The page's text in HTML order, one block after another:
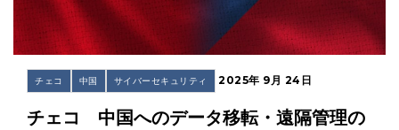
チェコ 中国 サイバーセキュリティ 2025年 9月 24日
チェコ 中国へのデータ移転・遠隔管理の